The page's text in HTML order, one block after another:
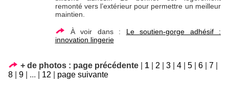
remonté vers l’extérieur pour permettre un meilleur
maintien.
À voir dans : Le soutien-gorge adhésif :
innovation lingerie
+ de photos : page précédente 1 2 3 4 5 6 7
8
9 ... 12 page suivante